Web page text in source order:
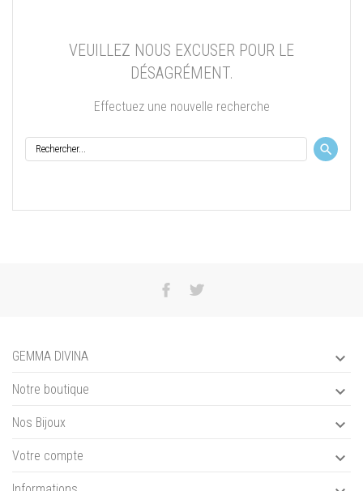
VEUILLEZ NOUS EXCUSER POUR LE
DÉSAGRÉMENT.
Effectuez une nouvelle recherche
GEMMA DIVINA 
Notre boutique 
Nos Bijoux 
Votre compte 